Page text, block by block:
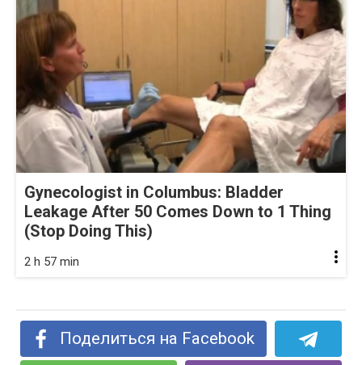
Gynecologist in Columbus: Bladder
Leakage After 50 Comes Down to 1 Thing
(Stop Doing This)
2 h 57 min
Поделиться на Facebook